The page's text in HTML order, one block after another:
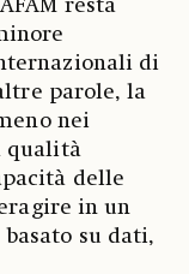
resta
di
parole, la
nei
qualità
delle
in un
su dati,